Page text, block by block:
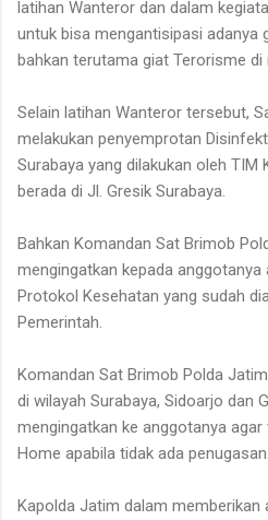
latihan Wanteror dan dalam
untuk bisa mengantisipasi adanya
bahkan terutama giat Terorisme
Selain latihan Wanteror tersebut,
melakukan penyemprotan
Surabaya yang dilakukan oleh TIM
berada di Jl. Gresik Surabaya.
Bahkan Komandan Sat Brimob
mengingatkan kepada anggotanya
Protokol Kesehatan yang sudah
Pemerintah.
Komandan Sat Brimob Polda
di wilayah Surabaya, Sidoarjo dan
mengingatkan ke anggotanya
Home apabila tidak ada penugasan.
Kapolda Jatim dalam memberikan